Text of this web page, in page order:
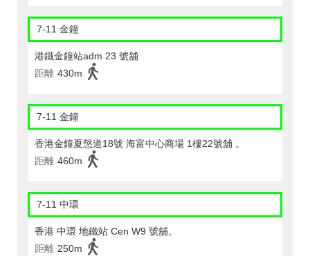
7-11 金鐘
港鐵金鐘站adm 23 號舖
距離 430m
7-11 金鐘
香港金鐘夏愨道18號 海富中心商場 1樓22號舖 。
距離 460m
7-11 中環
香港 中環 地鐵站 Cen W9 號舖。
距離 250m